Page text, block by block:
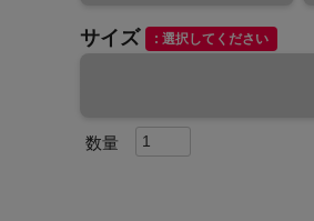
サイズ 選択してください